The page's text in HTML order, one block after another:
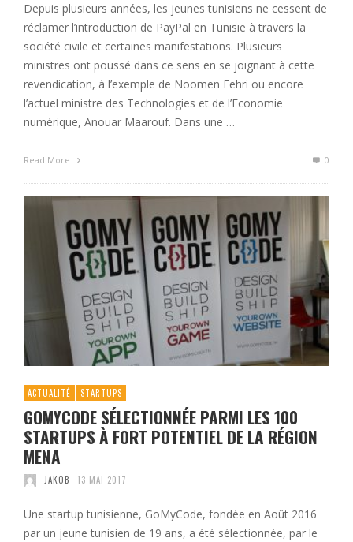
Depuis plusieurs années, les jeunes tunisiens ne cessent de
réclamer l’introduction de PayPal en Tunisie à travers la
société civile et certaines manifestations. Plusieurs
ministres ont poussé dans ce sens en se joignant à cette
revendication, à l’exemple de Noomen Fehri ou encore
l’actuel ministre des Technologies et de l’Economie
numérique, Anouar Maarouf. Dans une …
Read More 0
ACTUALITÉ STARTUPS
GOMYCODE SÉLECTIONNÉE PARMI LES 100
STARTUPS À FORT POTENTIEL DE LA RÉGION
MENA
JAKOB 13 MAI 2017
Une startup tunisienne, GoMyCode, fondée en Août 2016
par un jeune tunisien de 19 ans, a été sélectionnée, par le